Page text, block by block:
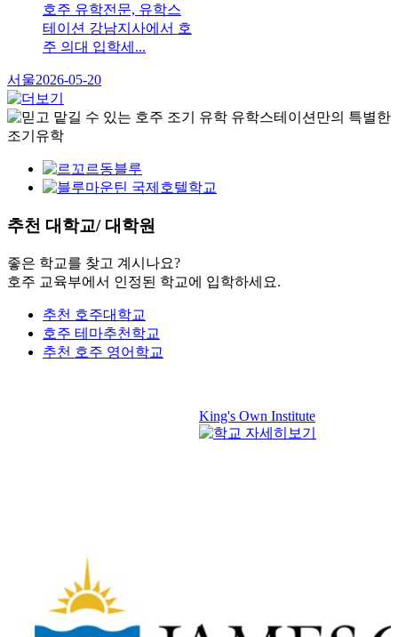
호주 유학전문, 유학스
테이션 강남지사에서 호
주 의대 입학세...
서울2026-05-20
추천 대학교/ 대학원
좋은 학교를 찾고 계시나요?
호주 교육부에서 인정된 학교에 입학하세요.
추천 호주대학교
호주 테마추천학교
추천 호주 영어학교
King's Own Institute